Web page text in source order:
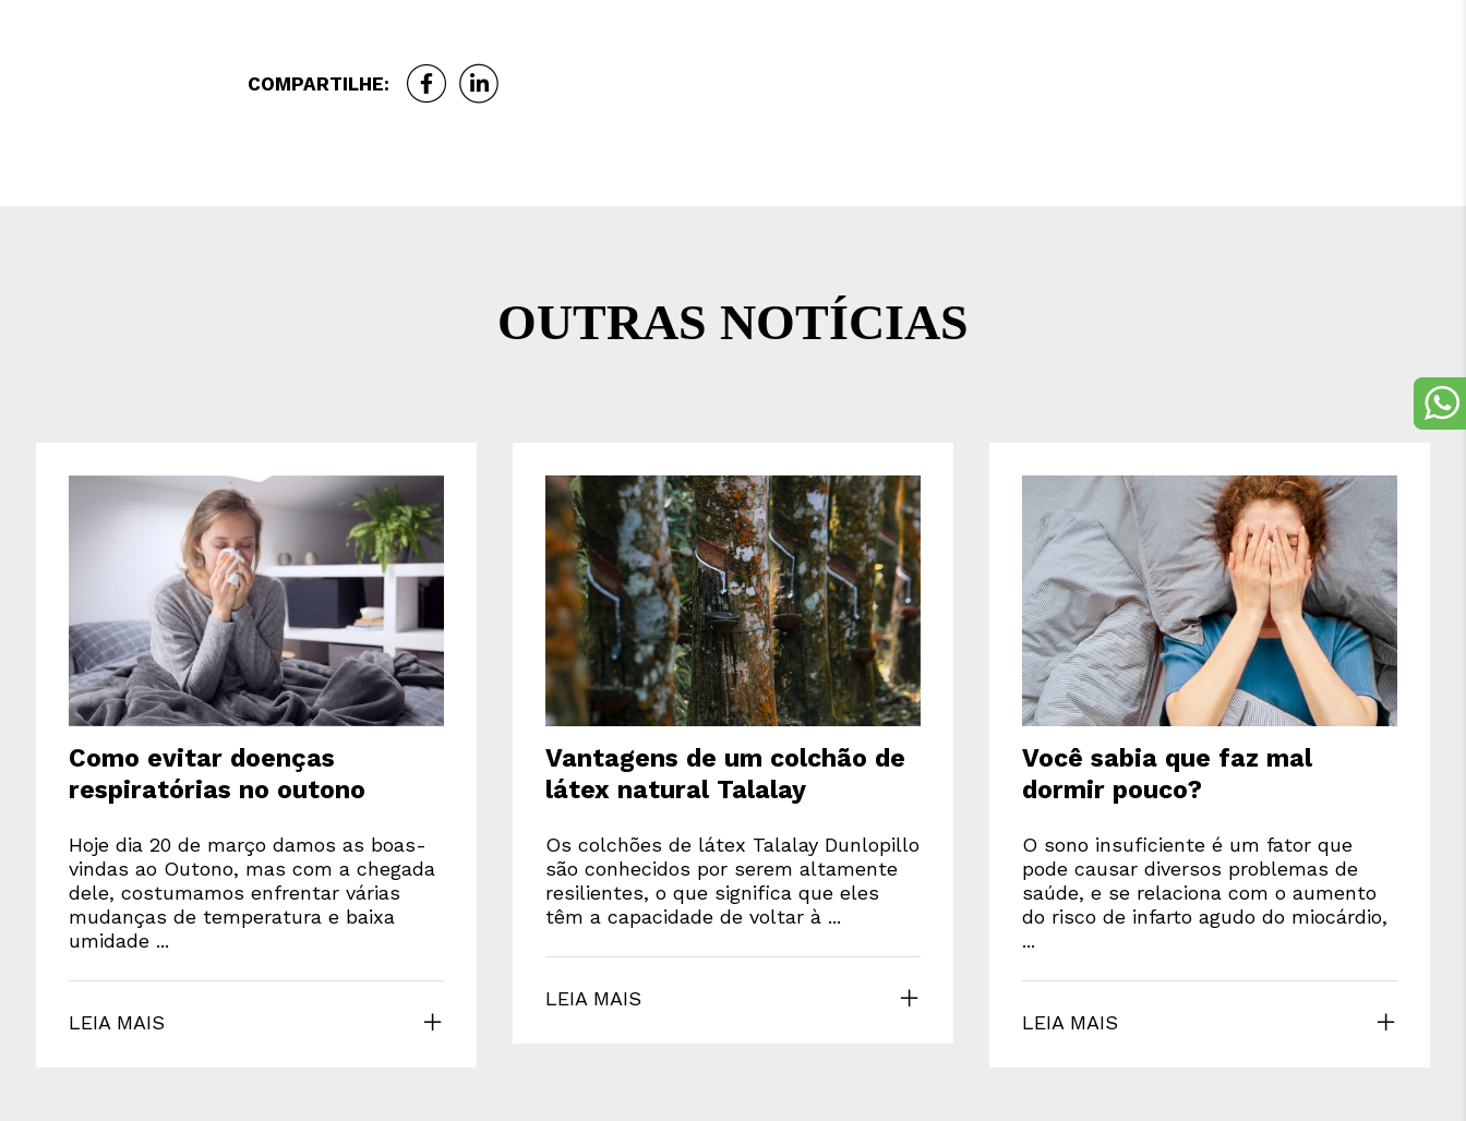
COMPARTILHE:
OUTRAS NOTÍCIAS
Como evitar doenças
respiratórias no outono
Hoje dia 20 de março damos as boas-
vindas ao Outono, mas com a chegada
dele, costumamos enfrentar várias
mudanças de temperatura e baixa
umidade ...
LEIA MAIS
Vantagens de um colchão de
látex natural Talalay
Os colchões de látex Talalay Dunlopillo
são conhecidos por serem altamente
resilientes, o que significa que eles
têm a capacidade de voltar à ...
LEIA MAIS
Você sabia que faz mal
dormir pouco?
O sono insuficiente é um fator que
pode causar diversos problemas de
saúde, e se relaciona com o aumento
do risco de infarto agudo do miocárdio,
...
LEIA MAIS